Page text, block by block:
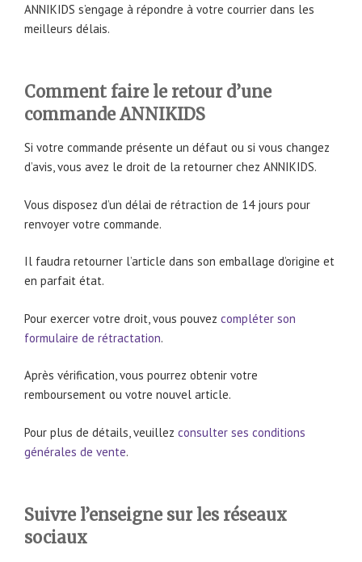
ANNIKIDS s’engage à répondre à votre courrier dans les
meilleurs délais.
Comment faire le retour d’une
commande ANNIKIDS
Si votre commande présente un défaut ou si vous changez
d’avis, vous avez le droit de la retourner chez ANNIKIDS.
Vous disposez d’un délai de rétraction de 14 jours pour
renvoyer votre commande.
Il faudra retourner l’article dans son emballage d’origine et
en parfait état.
Pour exercer votre droit, vous pouvez compléter son
formulaire de rétractation.
Après vérification, vous pourrez obtenir votre
remboursement ou votre nouvel article.
Pour plus de détails, veuillez consulter ses conditions
générales de vente.
Suivre l’enseigne sur les réseaux
sociaux